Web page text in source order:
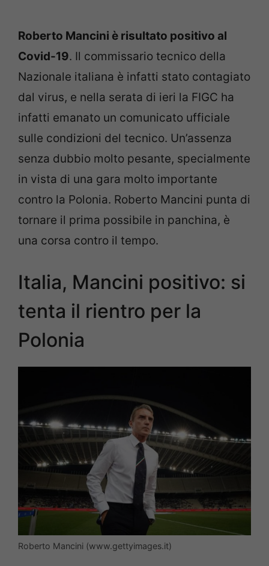
Roberto Mancini è risultato positivo al
Covid-19. Il commissario tecnico della
Nazionale italiana è infatti stato contagiato
dal virus, e nella serata di ieri la FIGC ha
infatti emanato un comunicato ufficiale
sulle condizioni del tecnico. Un’assenza
senza dubbio molto pesante, specialmente
in vista di una gara molto importante
contro la Polonia. Roberto Mancini punta di
tornare il prima possibile in panchina, è
una corsa contro il tempo.
Italia, Mancini positivo: si
tenta il rientro per la
Polonia
Roberto Mancini (www.gettyimages.it)